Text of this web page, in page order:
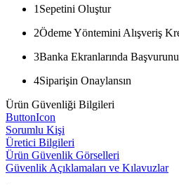
1Sepetini Oluştur
2Ödeme Yöntemini Alışveriş
3Banka Ekranlarında
4Siparişin Onaylansın
Ürün Güvenliği Bilgileri
ButtonIcon
Sorumlu Kişi
Üretici Bilgileri
Ürün Güvenlik Görselleri
Güvenlik Açıklamaları ve Kılavuzlar